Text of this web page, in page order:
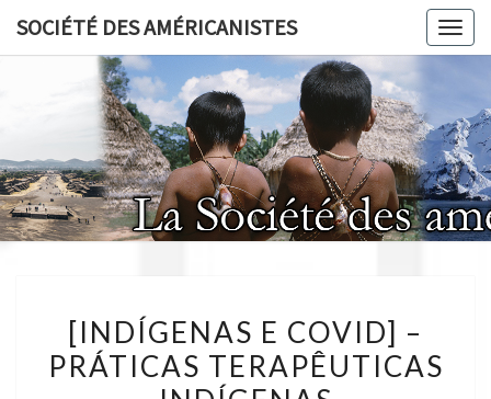
SOCIÉTÉ DES AMÉRICANISTES
E
COVID]
[INDÍGENAS E COVID] –
PRÁTICAS TERAPÊUTICAS